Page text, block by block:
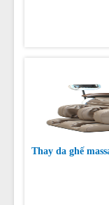
Thay da ghế